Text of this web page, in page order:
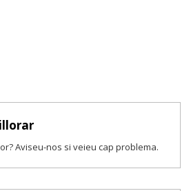
Aviseu-nos si veieu cap problema.